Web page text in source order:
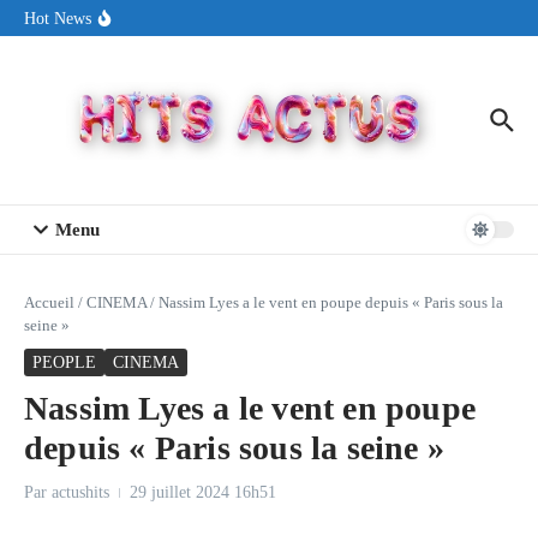
Aller au contenu
Hot News
« New Day »
Menu
Accueil / CINEMA/ Nassim Lyes a le vent en poupe depuis « Paris sous la
seine »
PEOPLE CINEMA
Nassim Lyes a le vent en poupe
depuis « Paris sous la seine »
Par actushits 29 juillet 2024 16h51